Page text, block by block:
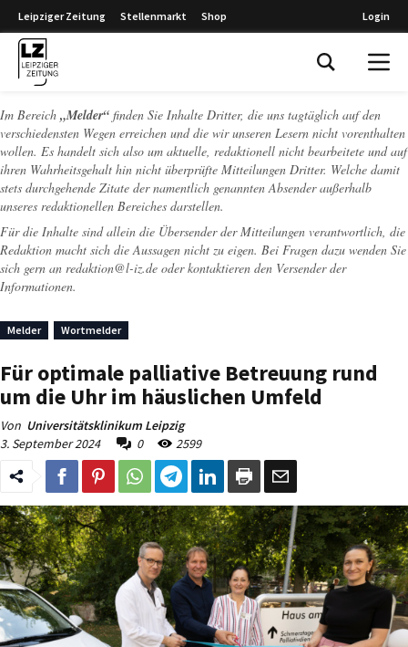
Leipziger Zeitung Stellenmarkt Shop Login
Im Bereich „Melder“ finden Sie Inhalte Dritter, die uns tagtäglich auf den
verschiedensten Wegen erreichen und die wir unseren Lesern nicht vorenthalten
wollen. Es handelt sich also um aktuelle, redaktionell nicht bearbeitete und auf
ihren Wahrheitsgehalt hin nicht überprüfte Mitteilungen Dritter. Welche damit
stets durchgehende Zitate der namentlich genannten Absender außerhalb
unseres redaktionellen Bereiches darstellen.
Für die Inhalte sind allein die Übersender der Mitteilungen verantwortlich, die
Redaktion macht sich die Aussagen nicht zu eigen. Bei Fragen dazu wenden Sie
sich gern an redaktion@l-iz.de oder kontaktieren den Versender der
Informationen.
Melder Wortmelder
Für optimale palliative Betreuung rund
um die Uhr im häuslichen Umfeld
Von Universitätsklinikum Leipzig
3. September 2024
0 2599